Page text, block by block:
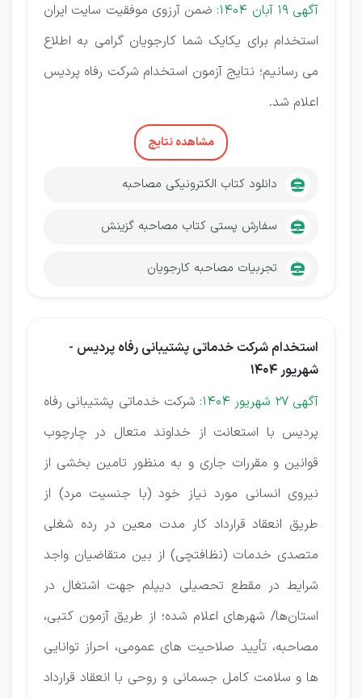
آگهی 19 آبان 1404:
ضمن آرزوی موفقیت سایت ایران
استخدام برای یکایک شما کارجویان گرامی به اطلاع
می رسانیم؛ نتایج آزمون استخدام شرکت رفاه پردیس
اعلام شد.
مشاهده نتایج
دانلود کتاب الکترونیکی مصاحبه
سفارش پستی کتاب مصاحبه گزینش
تجربیات مصاحبه کارجویان
استخدام شرکت خدماتی پشتیبانی رفاه پردیس -
شهریور 1404
آگهی 27 شهریور 1404:
شرکت خدماتی پشتیبانی رفاه
پردیس با استعانت از خداوند متعال در چارچوب
قوانین و مقررات جاری و به ‏منظور تامین بخشی از
نیروی انسانی مورد نیاز خود (با جنسیت مرد) از
طریق انعقاد قرارداد کار مدت معین ‏در رده شغلی
متصدی خدمات (نظافتچی) از بین متقاضیان واجد
شرایط در مقطع تحصیلی دیپلم جهت ‏اشتغال در
استان‌ها/ شهرهای اعلام شده؛ از طریق آزمون کتبی،
مصاحبه، تأیید صلاحیت های عمومی، احراز ‏توانایی
ها و سلامت كامل جسمانی و روحی با انعقاد قرارداد